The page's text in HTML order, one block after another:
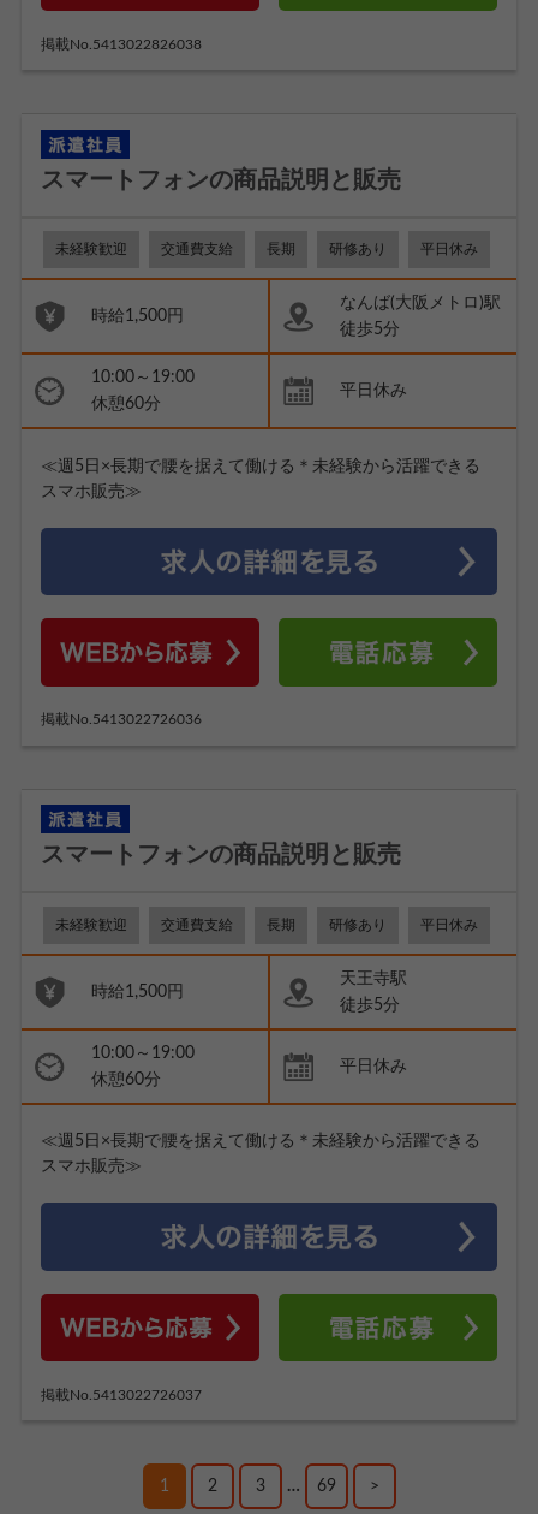
掲載No.5413022826038
スマートフォンの商品説明と販売
未経験歓迎 交通費支給 長期 研修あり 平日休み
時給1,500円
なんば(大阪メトロ)駅
徒歩5分
10:00～19:00
休憩60分
平日休み
≪週5日×長期で腰を据えて働ける＊未経験から活躍できる
スマホ販売≫
掲載No.5413022726036
スマートフォンの商品説明と販売
未経験歓迎 交通費支給 長期 研修あり 平日休み
時給1,500円
天王寺駅
徒歩5分
10:00～19:00
休憩60分
平日休み
≪週5日×長期で腰を据えて働ける＊未経験から活躍できる
スマホ販売≫
掲載No.5413022726037
1 2 3 … 69 >